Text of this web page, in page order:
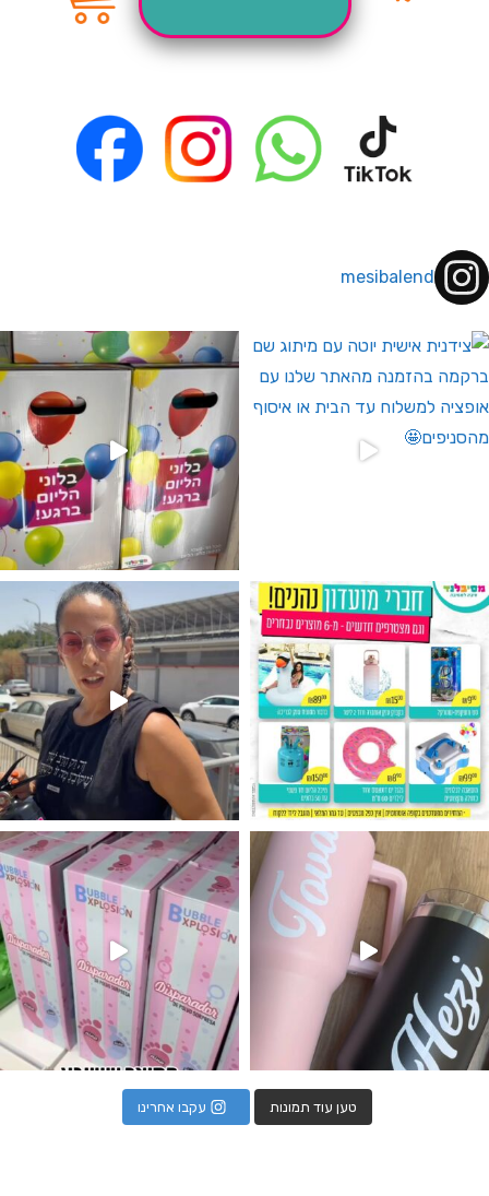
mesibalend
לחברי מועדון ומצטרפים חדשים🤍
מין העובר רק במסיבלנד !! קיים
מטף לגילוי מין העובר חזר למלא
טען עוד תמונות עקבו אחרינו